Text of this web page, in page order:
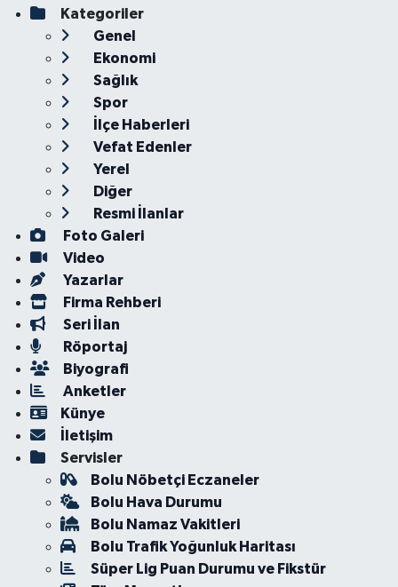
Kategoriler
Genel
Ekonomi
Sağlık
Spor
İlçe Haberleri
Vefat Edenler
Yerel
Diğer
Resmi İlanlar
Foto Galeri
Video
Yazarlar
Firma Rehberi
Seri İlan
Röportaj
Biyografi
Anketler
Künye
İletişim
Servisler
Bolu Nöbetçi Eczaneler
Bolu Hava Durumu
Bolu Namaz Vakitleri
Bolu Trafik Yoğunluk Haritası
Süper Lig Puan Durumu ve Fikstür